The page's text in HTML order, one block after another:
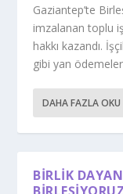
Gaziantep’te
imzalanan toplu
hakkı kazandı.
gibi yan
DAHA FAZLA OKU
BIRLIK